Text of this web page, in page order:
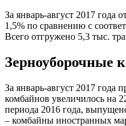
За январь-август 2017 года
1,5% по сравнению с
Всего отгружено 5,3 тыс.
Зерноуборочные
За январь-август 2017 года
комбайнов увеличилось на
периода 2016 года,
– комбайны иностранных